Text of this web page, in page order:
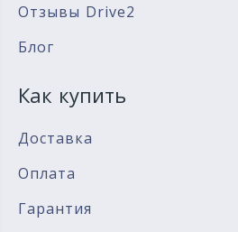
Отзывы Drive2
Блог
Как купить
Доставка
Оплата
Гарантия